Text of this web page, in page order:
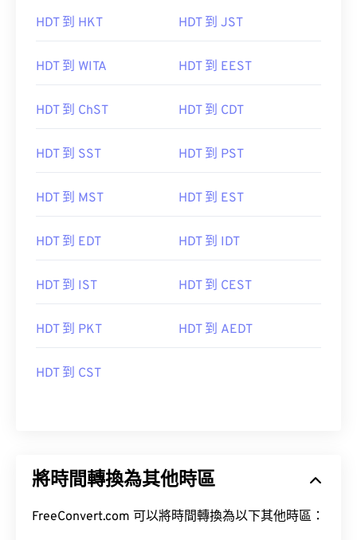
HDT 到 HKT HDT 到 JST
HDT 到 WITA HDT 到 EEST
HDT 到 ChST HDT 到 CDT
HDT 到 SST HDT 到 PST
HDT 到 MST HDT 到 EST
HDT 到 EDT HDT 到 IDT
HDT 到 IST HDT 到 CEST
HDT 到 PKT HDT 到 AEDT
HDT 到 CST
將時間轉換為其他時區
FreeConvert.com 可以將時間轉換為以下其他時區：